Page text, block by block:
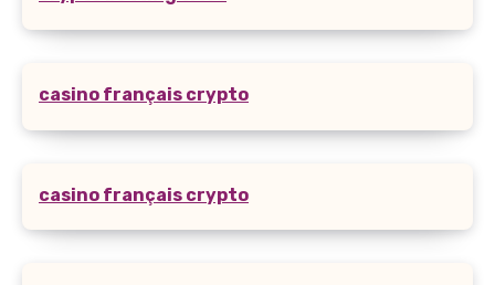
casino français crypto
casino français crypto